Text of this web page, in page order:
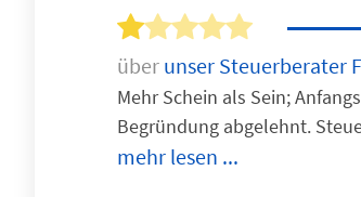
über unser Steuerberater
Mehr Schein als Sein;
Begründung abgelehnt.
mehr lesen ...